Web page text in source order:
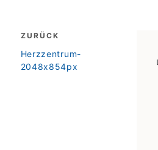
ZURÜCK
zurück
Herzzentrum-
2048x854px